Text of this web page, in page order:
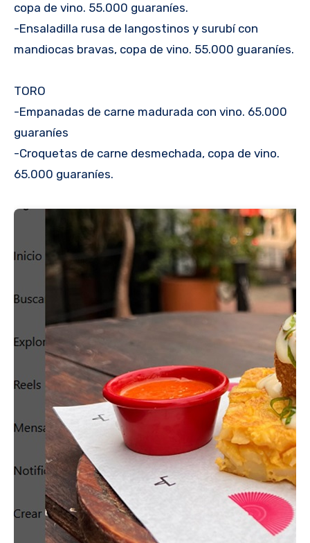
copa de vino. 55.000 guaraníes.
-Ensaladilla rusa de langostinos y surubí con
mandiocas bravas, copa de vino. 55.000 guaraníes.
TORO
-Empanadas de carne madurada con vino. 65.000
guaraníes
-Croquetas de carne desmechada, copa de vino.
65.000 guaraníes.